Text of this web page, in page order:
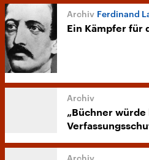
Ferdinand
Ein Kämpfer für
„Büchner